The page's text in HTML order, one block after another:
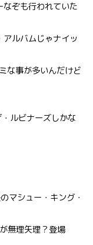
ぞも行われていた
ルバムじゃナイッ
な事が多いんだけど
ルビナーズしかな
マシュー・キング・
無理矢理？登場